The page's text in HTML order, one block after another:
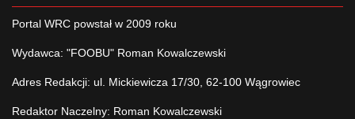
Portal WRC powstał w 2009 roku
Wydawca: "FOOBU" Roman Kowalczewski
Adres Redakcji: ul. Mickiewicza 17/30, 62-100 Wągrowiec
Redaktor Naczelny: Roman Kowalczewski